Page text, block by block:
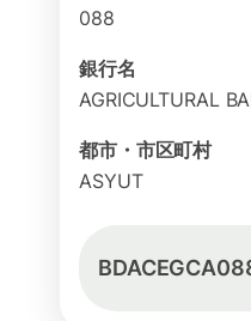
088
銀行名
AGRICULTURAL
都市・市区町村
ASYUT